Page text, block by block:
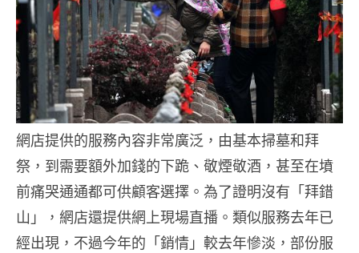
網店提供的服務內容非常廣泛，由基本掃墓和拜
祭，到需要額外加錢的下跪、敬煙敬酒，甚至在墳
前痛哭通通都可供顧客選擇。為了證明沒有「拜錯
山」，網店還提供網上現場直播。類似服務去年已
經出現，不過今年的「銷情」較去年慘淡，部份服